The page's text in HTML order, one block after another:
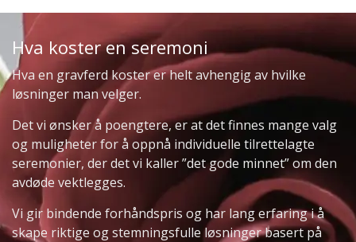
Hva koster en seremoni
Hva en gravferd koster er helt avhengig av hvilke
løsninger man velger.
Det vi ønsker å poengtere, er at det finnes mange valg
og muligheter for å oppnå individuelle tilrettelagte
seremonier, der det vi kaller ”det gode minnet” om den
avdøde vektlegges.
Vi gir bindende forhåndspris og har lang erfaring i å
skape riktige og stemningsfulle løsninger basert på